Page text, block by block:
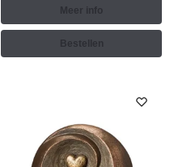
Meer info
Bestellen